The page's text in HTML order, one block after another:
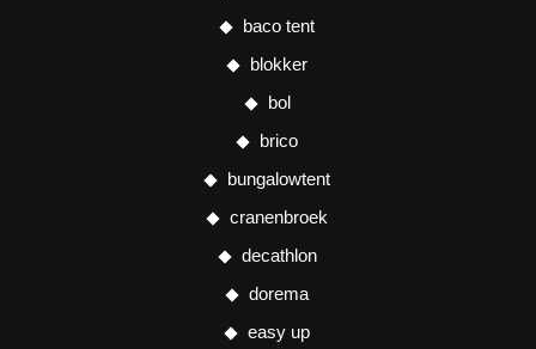
baco tent
blokker
bol
brico
bungalowtent
cranenbroek
decathlon
dorema
easy up